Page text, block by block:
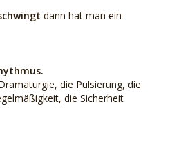
dann hat man ein
die Pulsierung, die
die Sicherheit